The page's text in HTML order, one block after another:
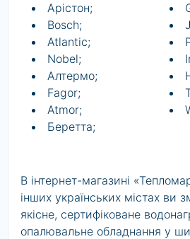
Арістон;
Bosch;
Atlantic;
Nobel;
Алтермо;
Fagor;
Atmor;
Беретта;
В інтернет-магазині
інших українських містах ви
якісне, сертифіковане
опалювальне обладнання у